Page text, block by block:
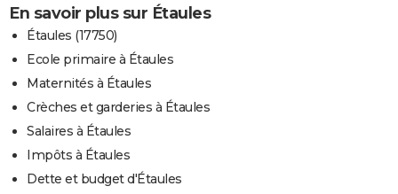
En savoir plus sur Étaules
Étaules (17750)
Ecole primaire à Étaules
Maternités à Étaules
Crèches et garderies à Étaules
Salaires à Étaules
Impôts à Étaules
Dette et budget d'Étaules